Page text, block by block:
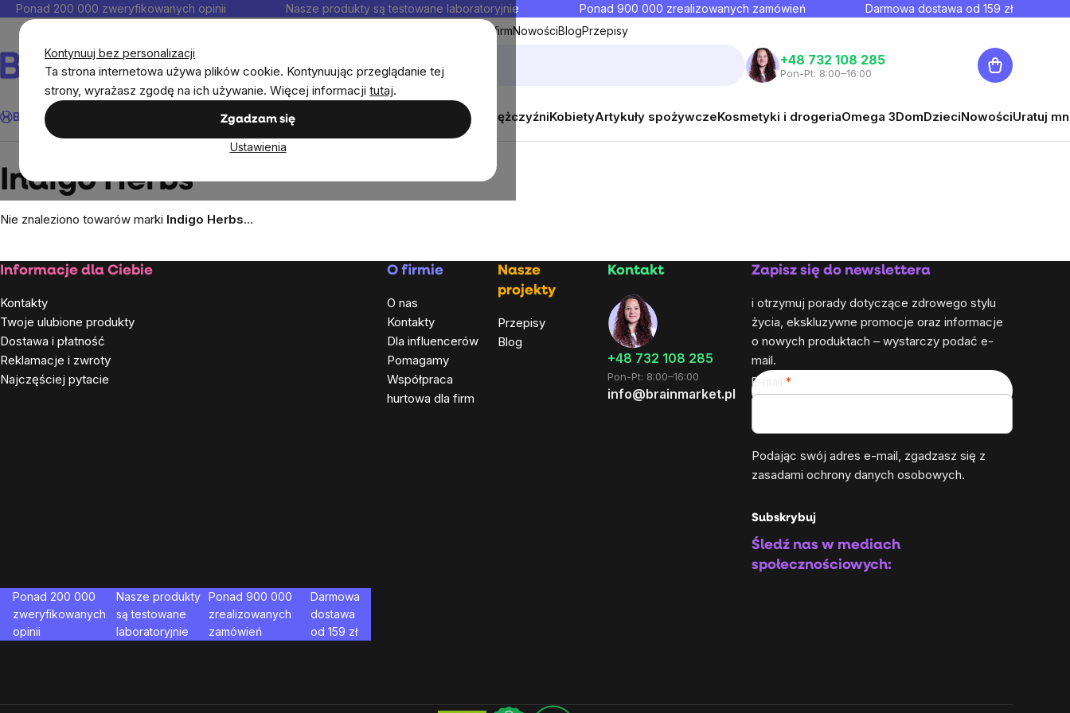
Kontynuuj bez personalizacji
Ta strona internetowa używa plików cookie. Kontynuując przeglądanie tej
strony, wyrażasz zgodę na ich używanie. Więcej informacji tutaj.
Zgadzam się
Ustawienia
Przejść
Ponad 200 000 zweryfikowanych opinii Nasze produkty są testowane laboratoryjnie Ponad 900 000 zrealizowanych zamówień Darmowa dostawa od 159 zł
Współpraca hurtowa dla firmNowościBlogPrzepisy
Szukaj
+48 732 108 285
Pon-Pt: 8:00–16:00
Koszyk
BrainMax® PromocjaCeleSuplementy diety Zestawy promocyjne MężczyźniKobietyArtykuły spożywczeKosmetyki i drogeriaOmega 3DomDzieciNowościUratuj
Indigo Herbs
Indigo Herbs
Nie znaleziono towarów marki Indigo Herbs...
Stopka
Informacje dla Ciebie
Kontakty
Twoje ulubione produkty
Dostawa i płatność
Reklamacje i zwroty
Najczęściej pytacie
O firmie
O nas
Kontakty
Dla influencerów
Pomagamy
Współpraca
hurtowa dla firm
Nasze
projekty
Przepisy
Blog
Kontakt
+48 732 108 285
Pon-Pt: 8:00–16:00
info@brainmarket.pl
Zapisz się do newslettera
i otrzymuj porady dotyczące zdrowego stylu
życia, ekskluzywne promocje oraz informacje
o nowych produktach – wystarczy podać e-
mail.
E-mail
Podając swój adres e-mail, zgadzasz się z
zasadami ochrony danych osobowych.
Subskrybuj
Śledź nas w mediach
społecznościowych:
Ponad 200 000
zweryfikowanych
opinii
Nasze produkty
są testowane
laboratoryjnie
Ponad 900 000
zrealizowanych
zamówień
Darmowa
dostawa
od 159 zł